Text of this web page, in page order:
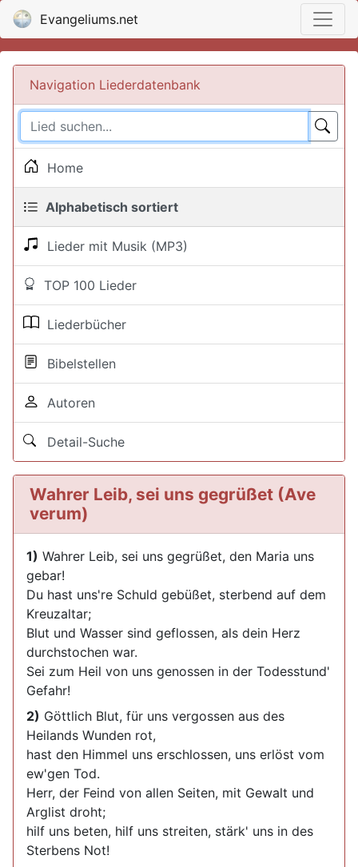
Evangeliums.net
Navigation Liederdatenbank
Home
Alphabetisch sortiert
Lieder mit Musik (MP3)
TOP 100 Lieder
Liederbücher
Bibelstellen
Autoren
Detail-Suche
Wahrer Leib, sei uns gegrüßet (Ave
verum)
1) Wahrer Leib, sei uns gegrüßet, den Maria uns
gebar!
Du hast uns're Schuld gebüßet, sterbend auf dem
Kreuzaltar;
Blut und Wasser sind geflossen, als dein Herz
durchstochen war.
Sei zum Heil von uns genossen in der Todesstund'
Gefahr!
2) Göttlich Blut, für uns vergossen aus des
Heilands Wunden rot,
hast den Himmel uns erschlossen, uns erlöst vom
ew'gen Tod.
Herr, der Feind von allen Seiten, mit Gewalt und
Arglist droht;
hilf uns beten, hilf uns streiten, stärk' uns in des
Sterbens Not!